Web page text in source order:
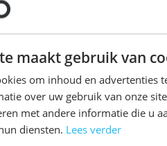
op de rails te komen bij Emob
te zoeken.
maakt gebruik van
om inhoud en advertenties
over uw gebruik van onze
met andere informatie die u
diensten. Lees verder